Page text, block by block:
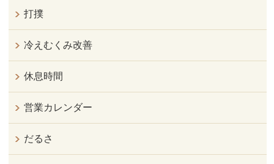
打撲
冷えむくみ改善
休息時間
営業カレンダー
だるさ